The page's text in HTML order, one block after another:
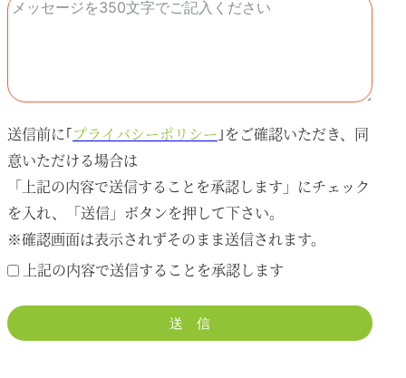
送信前に｢プライバシーポリシー ｣をご確認いただき、同
意いただける場合は
「上記の内容で送信することを承認します」にチェック
を入れ、「送信」ボタンを押して下さい。
※確認画面は表示されずそのまま送信されます。
上記の内容で送信することを承認します
送 信